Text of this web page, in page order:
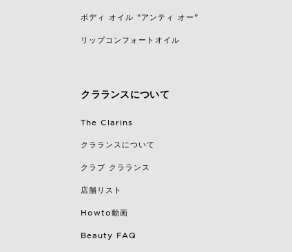
ボディ オイル “アンティ オー”
リップコンフォートオイル
クラランスについて
The Clarins
クラランスについて
クラブ クラランス
店舗リスト
Howto動画
Beauty FAQ